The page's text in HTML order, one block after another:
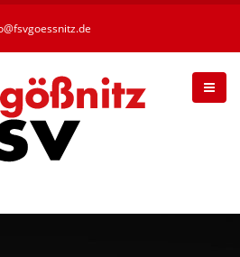
fsvgoessnitz de